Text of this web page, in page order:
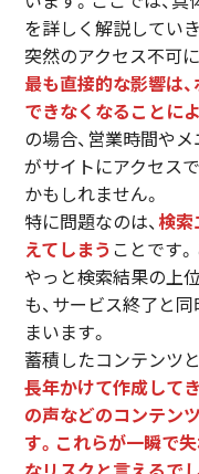
を詳しく解説していき
突然のアクセス不可
最も直接的な影響は
できなくなることに
の場合、営業時間や
がサイトにアクセス
かもしれません。
特に問題なのは、検索
えてしまう ことです
やっと検索結果の上
も、サービス終了と
まいます。
蓄積したコンテンツ
長年かけて作成して
の声などのコンテン
す。これらが一瞬で